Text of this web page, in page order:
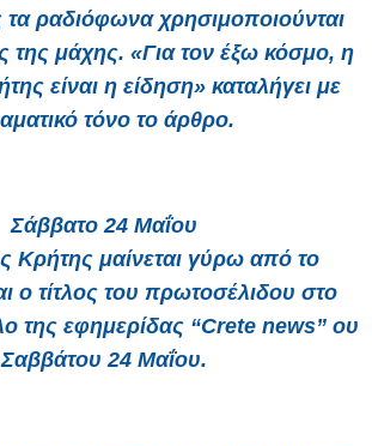
τα ραδιόφωνα χρησιμοποιούνται
της μάχης. «Για τον έξω κόσμο, η
είναι η είδηση» καταλήγει με
τόνο το άρθρο.
Σάββατο 24 Μαΐου
Κρήτης μαίνεται γύρω από το
ο τίτλος του πρωτοσέλιδου στο
της εφημερίδας “Crete news” ου
Σαββάτου 24 Μαΐου.